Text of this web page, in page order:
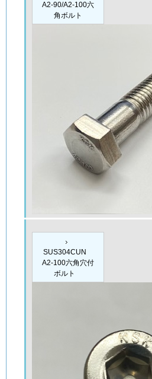
A2-90/A2-100六
角ボルト
SUS304CUN
A2-100六角穴付
ボルト